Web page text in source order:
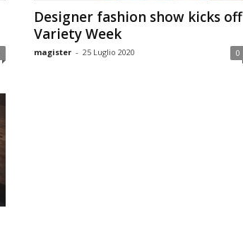
Designer fashion show kicks off
Variety Week
magister - 25 Luglio 2020 0